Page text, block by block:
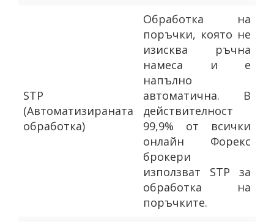
STP
(Автоматизираната
обработка)
Oбработка на
поръчки, която не
изисква ръчна
намеса и е
напълно
автоматична. В
действителност
99,9% от всички
онлайн Форекс
брокери
използват STP за
обработка на
поръчките.